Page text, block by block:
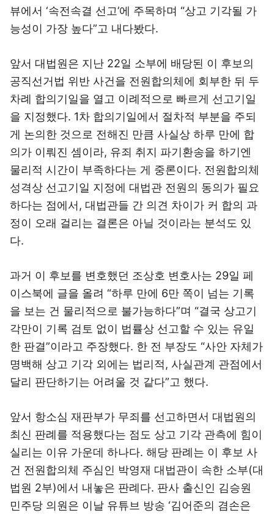
뷰에서 ‘속전속결 선고’에 주목하며 “상고 기각될 가
능성이 가장 높다”고 내다봤다.
앞서 대법원은 지난 22일 소부에 배당된 이 후보의
공직선거법 위반 사건을 전원합의체에 회부한 뒤 두
차례 합의기일을 열고 이례적으로 빠르게 선고기일
을 지정했다. 1차 합의기일에서 절차적 부분을 주되
게 논의한 것으로 전해진 만큼 사실상 하루 만에 합
의가 이뤄진 셈이라, 유죄 취지 파기환송을 하기엔
물리적 시간이 부족하다는 게 중론이다. 전원합의체
성격상 선고기일 지정에 대법관 전원의 동의가 필요
하다는 점에서, 대법관들 간 의견 차이가 커 합의 과
정이 오래 걸리는 결론은 아닐 것이라는 분석도 있
다.
과거 이 후보를 변호했던 조상호 변호사는 29일 페
이스북에 글을 올려 “하루 만에 6만 쪽이 넘는 기록
을 보는 건 물리적으로 불가능하다”며 “결국 상고기
각만이 기록 검토 없이 법률상 선고할 수 있는 유일
한 판결”이라고 주장했다. 한 전 부장도 “사안 자체가
명백해 상고 기각 외에는 법리적, 사실관계 관점에서
달리 판단하기는 어려울 것 같다”고 했다.
앞서 항소심 재판부가 무죄를 선고하면서 대법원의
최신 판례를 적용했다는 점도 상고 기각 관측에 힘이
실리는 이유 가운데 하나다. 해당 판례는 이 후보 사
건 전원합의체 주심인 박영재 대법관이 속한 소부(대
법원 2부)에서 내놓은 판례다. 판사 출신인 김승원
민주당 의원은 이날 유튜브 방송 ‘김어준의 겸손은